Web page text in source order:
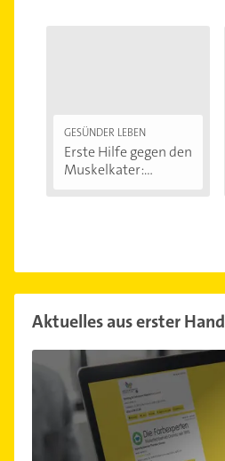
GESÜNDER LEBEN
Erste Hilfe gegen den
Muskelkater:...
Aktuelles aus erster Hand